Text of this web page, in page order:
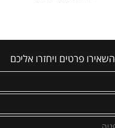
השאירו פרטים ויחזרו אליכם